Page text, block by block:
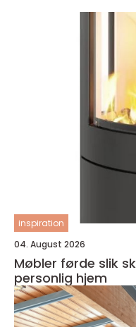
inspiration
04. August 2026
Møbler førde slik skaper du et funksjonelt og
personlig hjem